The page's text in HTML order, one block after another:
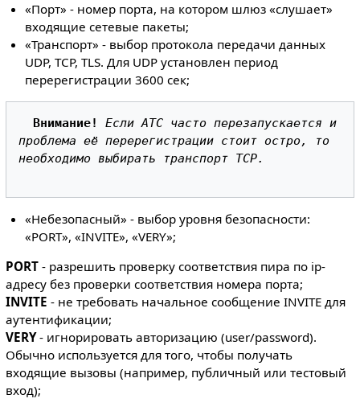
«Порт» - номер порта, на котором шлюз «слушает»
входящие сетевые пакеты;
«Транспорт» - выбор протокола передачи данных
UDP, TCP, TLS. Для UDP установлен период
перерегистрации 3600 сек;
Внимание!
Если АТС часто перезапускается и
проблема её перерегистрации стоит остро, то
необходимо выбирать транспорт TCP.
«Небезопасный» - выбор уровня безопасности:
«PORT», «INVITE», «VERY»;
PORT- разрешить проверку соответствия пира по ip-
адресу без проверки соответствия номера порта;
INVITE - не требовать начальное сообщение INVITE для
аутентификации;
VERY- игнорировать авторизацию (user/password).
Обычно используется для того, чтобы получать
входящие вызовы (например, публичный или тестовый
вход);